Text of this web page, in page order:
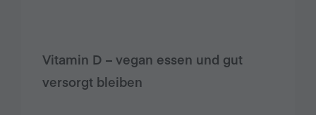
Vitamin D – vegan essen und gut
versorgt bleiben